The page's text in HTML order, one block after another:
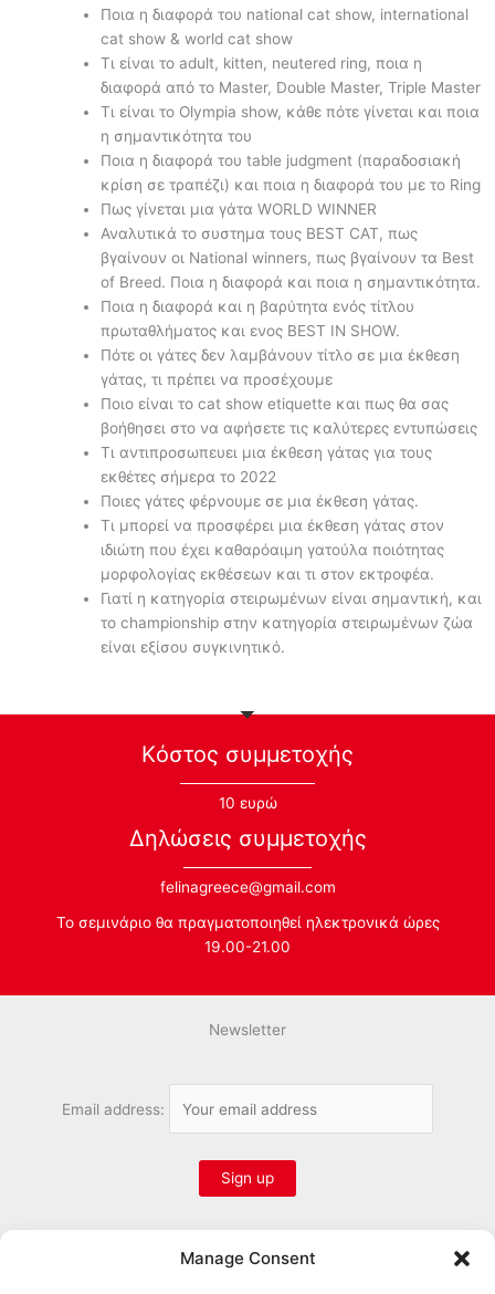
Manage Consent
Ποια η διαφορά του national cat show, international
cat show & world cat show
Τι είναι το adult, kitten, neutered ring, ποια η
διαφορά από το Master, Double Master, Triple Master
Τι είναι το Olympia show, κάθε πότε γίνεται και ποια
η σημαντικότητα του
Ποια η διαφορά του table judgment (παραδοσιακή
κρίση σε τραπέζι) και ποια η διαφορά του με το Ring
Πως γίνεται μια γάτα WORLD WINNER
Αναλυτικά το συστημα τους BEST CAT, πως
βγαίνουν οι National winners, πως βγαίνουν τα Best
of Breed. Ποια η διαφορά και ποια η σημαντικότητα.
Ποια η διαφορά και η βαρύτητα ενός τίτλου
πρωταθλήματος και ενος BEST IN SHOW.
Πότε οι γάτες δεν λαμβάνουν τίτλο σε μια έκθεση
γάτας, τι πρέπει να προσέχουμε
Ποιο είναι το cat show etiquette και πως θα σας
βοήθησει στο να αφήσετε τις καλύτερες εντυπώσεις
Τι αντιπροσωπευει μια έκθεση γάτας για τους
εκθέτες σήμερα το 2022
Ποιες γάτες φέρνουμε σε μια έκθεση γάτας.
Τι μπορεί να προσφέρει μια έκθεση γάτας στον
ιδιώτη που έχει καθαρόαιμη γατούλα ποιότητας
μορφολογίας εκθέσεων και τι στον εκτροφέα.
Γιατί η κατηγορία στειρωμένων είναι σημαντική, και
το championship στην κατηγορία στειρωμένων ζώα
είναι εξίσου συγκινητικό.
Kόστος συμμετοχής
10 ευρώ
Δηλώσεις συμμετοχής
felinagreece@gmail.com
Το σεμινάριο θα πραγματοποιηθεί ηλεκτρονικά ώρες
19.00-21.00
Newsletter
Email address:
Follow us